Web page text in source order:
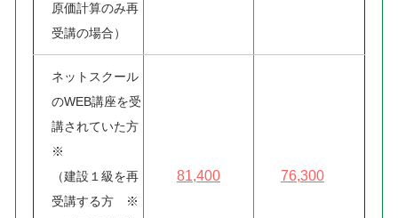
原価計算のみ再
受講の場合）
ネットスクール
のWEB講座を受
講されていた方
※
（建設１級を再
受講する方 ※
81,400 76,300